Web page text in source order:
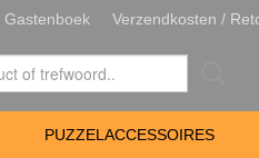
Gastenboek Verzendkosten /
PUZZELACCESSOIRES